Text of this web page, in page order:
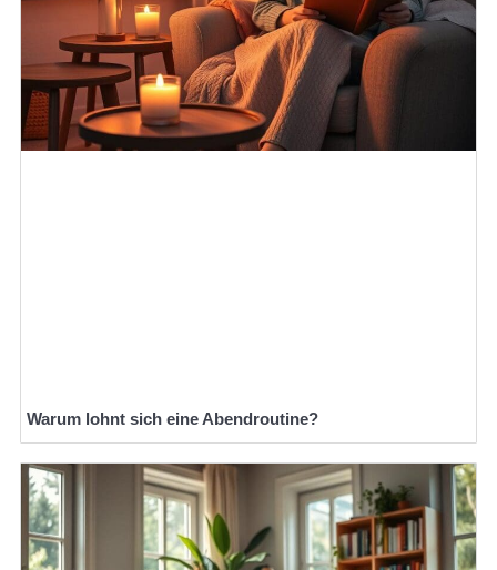
Warum lohnt sich eine Abendroutine?